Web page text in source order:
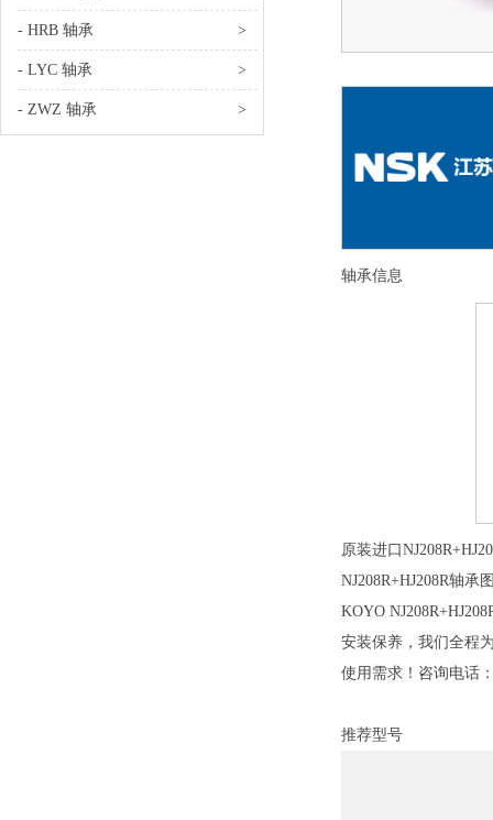
- HRB 轴承 >
- LYC 轴承 >
- ZWZ 轴承 >
轴承信息
原装进口
NJ208R+HJ208R轴承
KOYO
安装保养，我们全程
使用需求！咨询电话
推荐型号